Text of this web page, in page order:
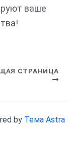
ваше
СТРАНИЦА
by Тема Astra